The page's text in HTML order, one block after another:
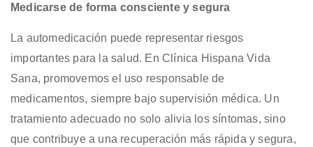
Medicarse de forma consciente y segura
La automedicación puede representar riesgos
importantes para la salud. En Clínica Hispana Vida
Sana, promovemos el uso responsable de
medicamentos, siempre bajo supervisión médica. Un
tratamiento adecuado no solo alivia los síntomas, sino
que contribuye a una recuperación más rápida y segura,